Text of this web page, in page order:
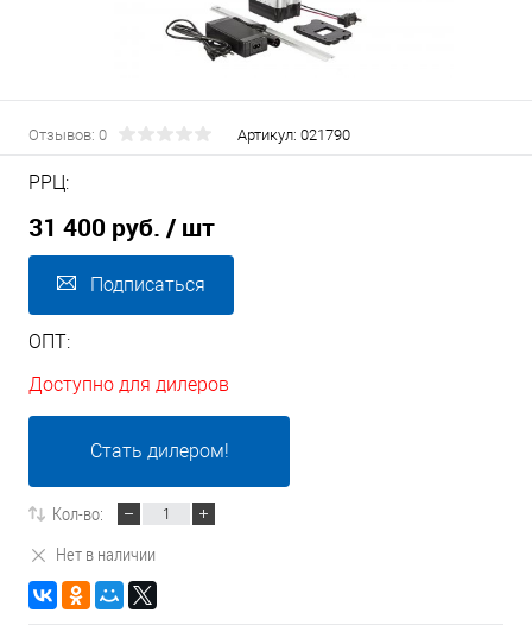
Отзывов: 0 Артикул: 021790
РРЦ:
31 400 руб. / шт
Подписаться
ОПТ:
Доступно для дилеров
Стать дилером!
Кол-во:
Нет в наличии